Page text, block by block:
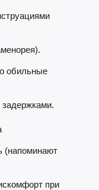
обильные
(напоминают
при